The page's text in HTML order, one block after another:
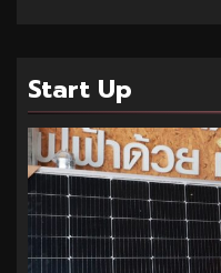
Start Up